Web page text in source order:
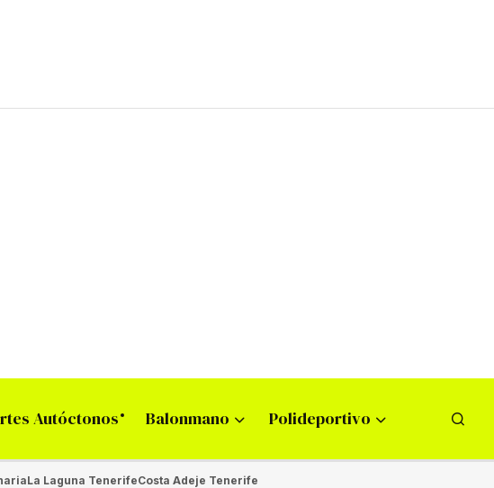
Autóctonos Balonmano Polideportivo
La Laguna TenerifeCosta Adeje Tenerife